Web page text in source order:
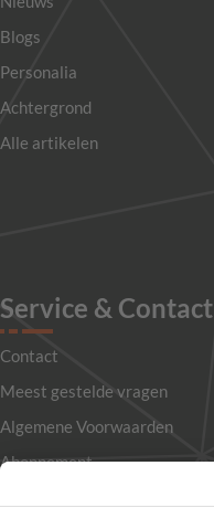
Blogs
Personalia
Achtergrond
Alle artikelen
Service & Contact
Contact
Meest gestelde vragen
Algemene Voorwaarden
Abonnement